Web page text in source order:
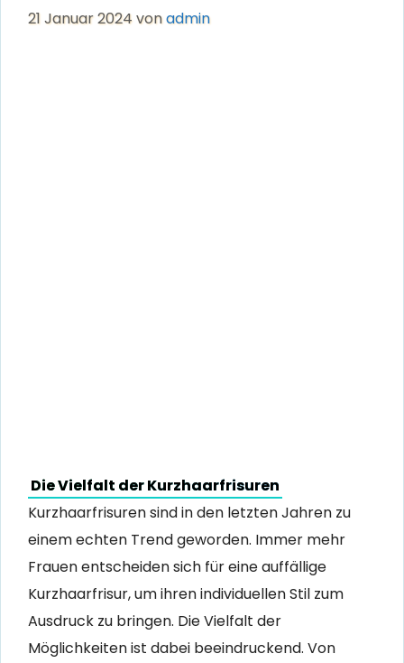
21 Januar 2024vonadmin
Die Vielfalt der Kurzhaarfrisuren
Kurzhaarfrisuren sind in den letzten Jahren zu
einem echten Trend geworden. Immer mehr
Frauen entscheiden sich für eine auffällige
Kurzhaarfrisur, um ihren individuellen Stil zum
Ausdruck zu bringen. Die Vielfalt der
Möglichkeiten ist dabei beeindruckend. Von